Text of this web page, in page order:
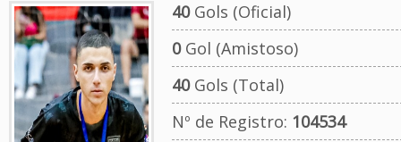
40Gols (Oficial)
0Gol (Amistoso)
40Gols (Total)
Nº de Registro: 104534